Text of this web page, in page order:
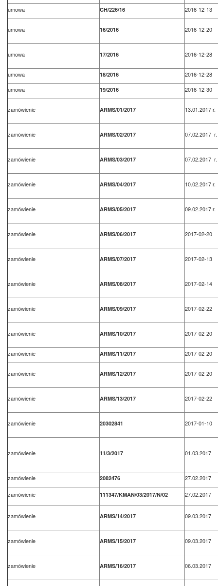
umowa CH/226/16 2016-12-13
umowa 16/2016 2016-12-20
umowa 17/2016 2016-12-28
umowa 18/2016
2016-12-28
umowa
19/2016 2016-12-30
zamówienie ARMS/01/2017 13.01.2017 r.
zamówienie ARMS/02/2017 07.02.2017 r.
zamówienie ARMS/03/2017 07.02.2017 r.
zamówienie ARMS/04/2017 10.02.2017 r.
zamówienie ARMS/05/2017 09.02.2017 r.
zamówienie ARMS/06/2017 2017-02-20
zamówienie ARMS/07/2017 2017-02-13
zamówienie ARMS/08/2017 2017-02-14
zamówienie ARMS/09/2017 2017-02-22
zamówienie ARMS/10/2017 2017-02-20
zamówienie ARMS/11/2017 2017-02-20
zamówienie ARMS/12/2017 2017-02-20
zamówienie ARMS/13/2017 2017-02-22
zamówienie 20302841 2017-01-10
zamówienie 11/3/2017 01.03.2017
zamówienie 2082476 27.02.2017
zamówienie 111347/KMAN/03/2017/N/02 27.02.2017
zamówienie ARMS/14/2017 09.03.2017
zamówienie ARMS/15/2017 09.03.2017
zamówienie ARMS/16/2017 06.03.2017